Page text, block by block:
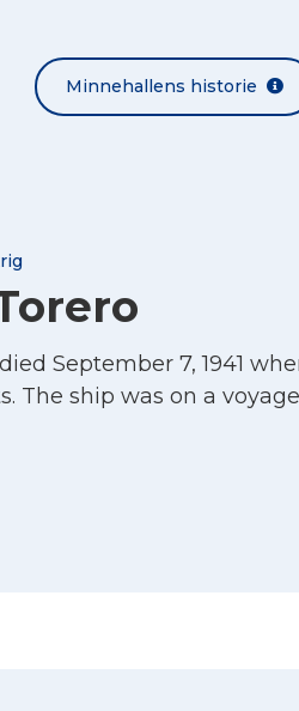
Minnehallens historie
September 7, 1941
The ship was on a